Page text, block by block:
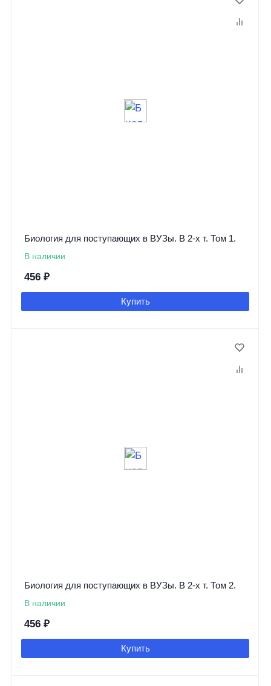
Биология для поступающих в ВУЗы. В 2-х т. Том 1.
В наличии
456 ₽
Купить
Биология для поступающих в ВУЗы. В 2-х т. Том 2.
В наличии
456 ₽
Купить